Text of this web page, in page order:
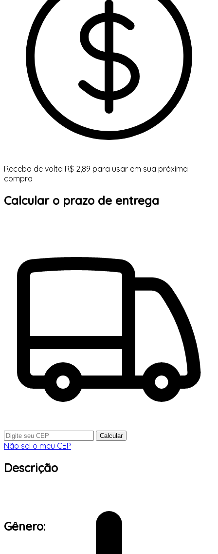
Receba de volta R$ 2,89 para usar em sua próxima
compra
Calcular o prazo de entrega
Calcular
Não sei o meu CEP
Descrição
Gênero: